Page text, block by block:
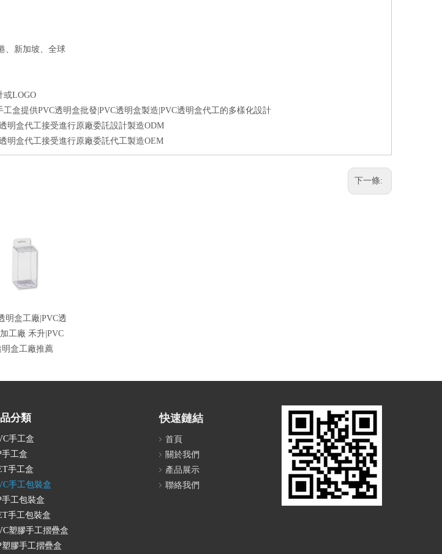
、新加坡、全球
或LOGO
盒提供PVC透明盒批發|PVC透明盒製造|PVC透明盒代工的多樣化設計
明盒代工接受進行原廠委託設計製造ODM
明盒代工接受進行原廠委託代工製造OEM
下一條:
明盒工廠|PVC透
工廠 禾升|PVC
明盒工廠推薦
分類
手工盒
手工盒
手工盒
手工包裝盒
手工包裝盒
手工包裝盒
塑膠手工摺疊盒
塑膠手工摺疊盒
快速鏈結
首頁
關於我們
產品展示
聯絡我們